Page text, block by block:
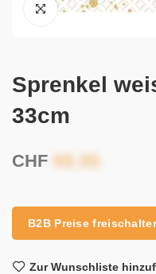
Sprenkel
33cm
CHF
B2B Preise
Zur Wunschliste